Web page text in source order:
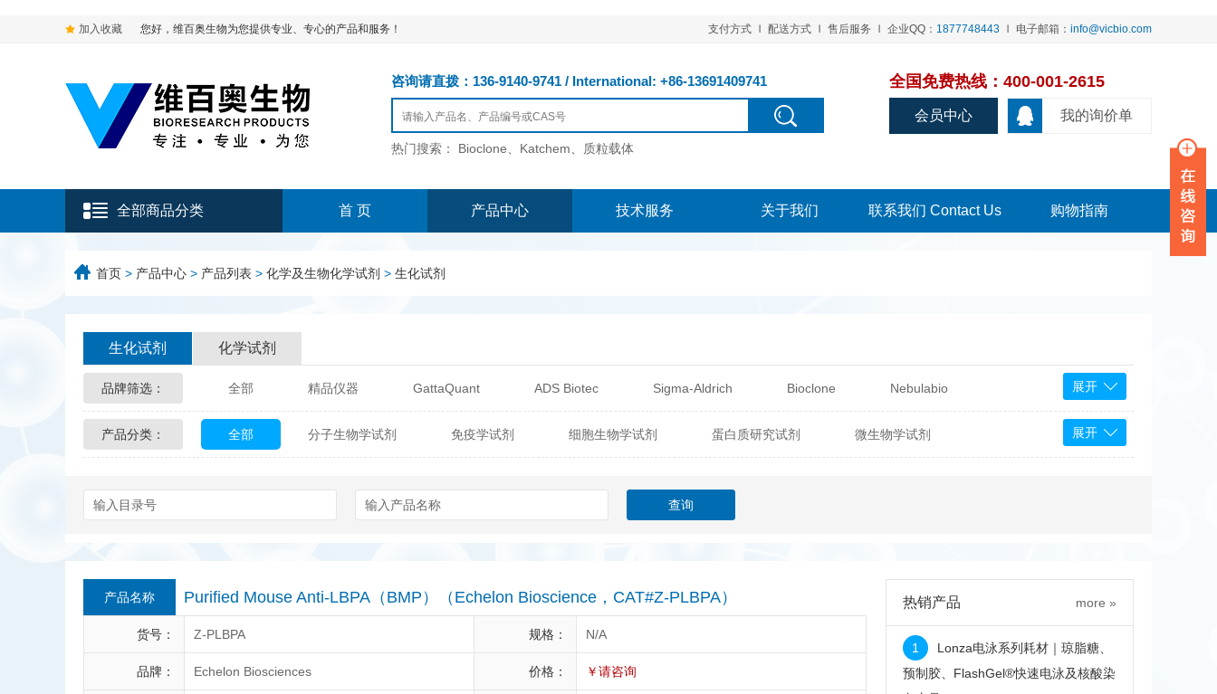
加入收藏 您好，维百奥生物为您提供专业、专心的产品和服务！ 支付方式 配送方式 售后服务 企业QQ： 1877748443 电子邮箱： info@vicbio.com
咨询请直拨：136-9140-9741 / International: +86-13691409741
热门搜索： Bioclone、Katchem、质粒载体
全国免费热线：400-001-2615
我的询价单
会员中心
全部商品分类 首 页 产品中心 技术服务 关于我们 联系我们 Contact Us 购物指南
首页 > 产品中心 > 产品列表 > 化学及生物化学试剂 > 生化试剂
生化试剂 化学试剂
品牌筛选： 全部 精品仪器 GattaQuant ADS Biotec Sigma-Aldrich Bioclone Nebulabio
Glycon Biochem Sterlitech 热销产品 辰辉创聚生物® (Nebulabio) BPS Bioscience
Mediagnost
Cytodiagnostics Katchem
Berry & Associates Hybrid Plastics Milenia Biotec Sunrise Science
展开
产品分类： 全部 分子生物学试剂 免疫学试剂 细胞生物学试剂 蛋白质研究试剂 微生物学试剂 展开
产品名称 Purified Mouse Anti-LBPA（BMP）（Echelon Bioscience，CAT#Z-PLBPA）
货号： Z-PLBPA 规格： N/A
品牌： Echelon Biosciences 价格： ￥请咨询
热销产品 more »
1
Lonza电泳系列耗材｜琼脂糖、
预制胶、FlashGel®快速电泳及核酸染